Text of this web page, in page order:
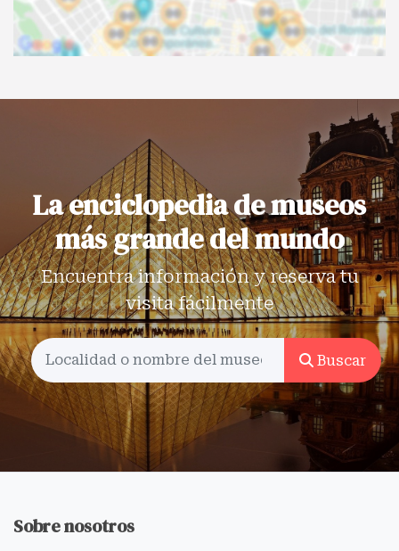
La enciclopedia de museos
más grande del mundo
Encuentra información y reserva tu
visita fácilmente
Buscar
Sobre nosotros